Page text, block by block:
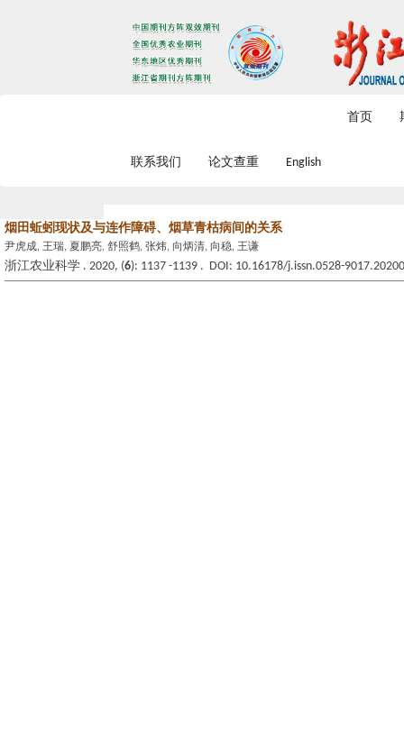
首页
联系我们 论文查重 English
烟田蚯蚓现状及与连作障碍、烟草青枯病间的关系
尹虎成, 王瑞, 夏鹏亮, 舒照鹤, 张炜, 向炳清, 向稳, 王谦
浙江农业科学 . 2020, (6): 1137 -1139 . DOI: 10.16178/j.issn.0528-